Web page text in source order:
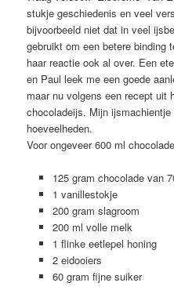
stukje geschiedenis en veel
bijvoorbeeld niet dat in veel
gebruikt om een betere binding
haar reactie ook al over. Een
en Paul leek me een goede
maar nu volgens een recept uit
chocoladeijs. Mijn
hoeveelheden.
Voor ongeveer 600 ml
125 gram chocolade van
1 vanillestokje
200 gram slagroom
200 ml volle melk
1 flinke eetlepel honing
2 eidooiers
60 gram fijne suiker